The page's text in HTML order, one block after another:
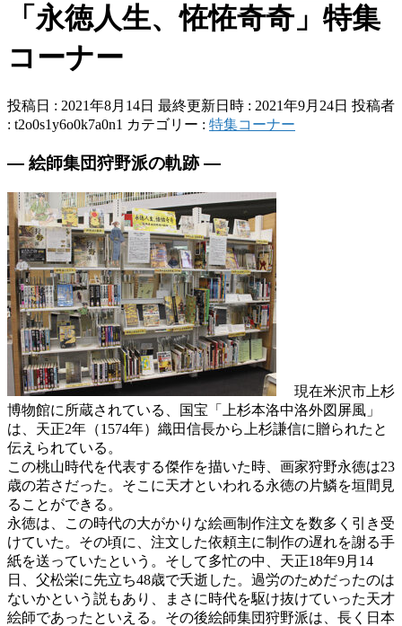
「永徳人生、恠恠奇奇」特集
コーナー
投稿日 : 2021年8月14日 最終更新日時 : 2021年9月24日 投稿者
: t2o0s1y6o0k7a0n1 カテゴリー : 特集コーナー
― 絵師集団狩野派の軌跡 ―
現在米沢市上杉
博物館に所蔵されている、国宝「上杉本洛中洛外図屏風」
は、天正2年（1574年）織田信長から上杉謙信に贈られたと
伝えられている。
この桃山時代を代表する傑作を描いた時、画家狩野永徳は23
歳の若さだった。そこに天才といわれる永徳の片鱗を垣間見
ることができる。
永徳は、この時代の大がかりな絵画制作注文を数多く引き受
けていた。その頃に、注文した依頼主に制作の遅れを謝る手
紙を送っていたという。そして多忙の中、天正18年9月14
日、父松栄に先立ち48歳で夭逝した。過労のためだったのは
ないかという説もあり、まさに時代を駆け抜けていった天才
絵師であったといえる。その後絵師集団狩野派は、長く日本